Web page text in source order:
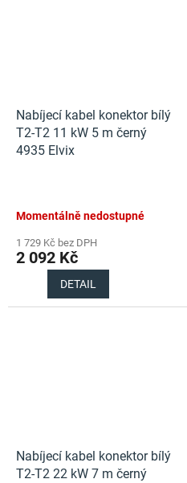
Nabíjecí kabel konektor bílý
T2-T2 11 kW 5 m černý
4935 Elvix
Momentálně nedostupné
1 729 Kč bez DPH
2 092 Kč
DETAIL
Nabíjecí kabel konektor bílý
T2-T2 22 kW 7 m černý